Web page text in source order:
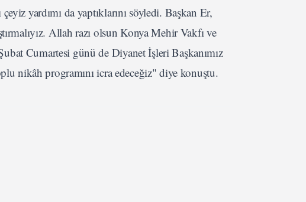
yardımı da yaptıklarını söyledi. Başkan Er,
Allah razı olsun Konya Mehir Vakfı ve
Cumartesi günü de Diyanet İşleri Başkanımız
nikâh programını icra edeceğiz" diye konuştu.